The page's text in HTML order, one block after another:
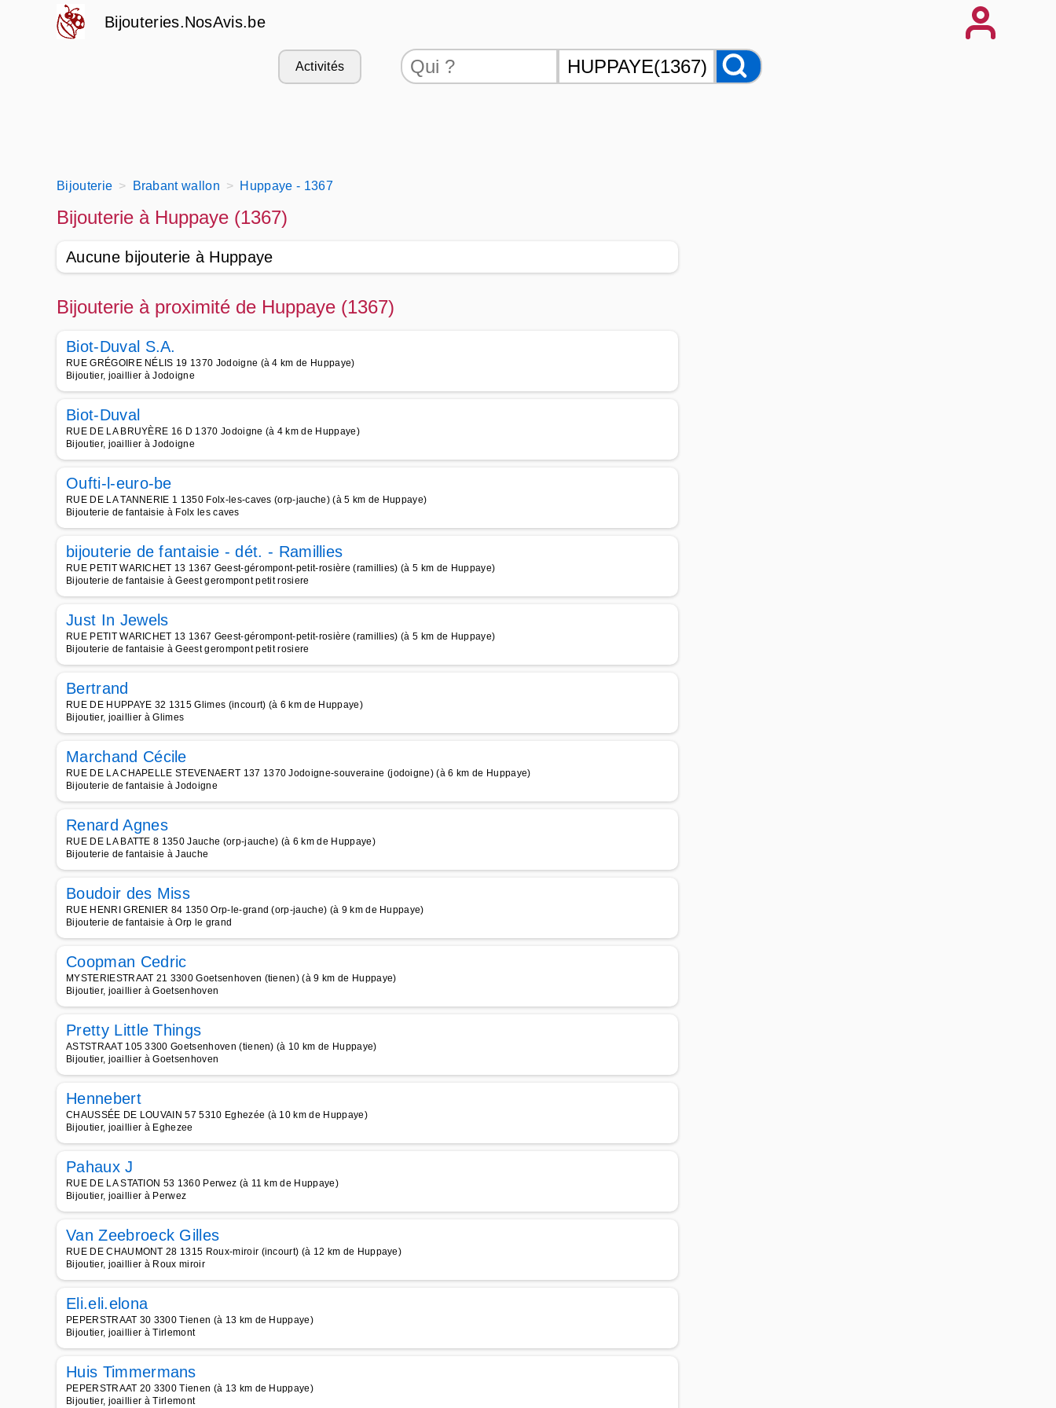
Bijouteries.NosAvis.be
Activités
Bijouterie Brabant wallon Huppaye - 1367
Bijouterie à Huppaye (1367)
Aucune bijouterie à Huppaye
Bijouterie à proximité de Huppaye (1367)
Biot-Duval S.A.
RUE GRÉGOIRE NÉLIS 19 1370 Jodoigne (à 4 km de Huppaye)
Bijoutier, joaillier à Jodoigne
Biot-Duval
RUE DE LA BRUYÈRE 16 D 1370 Jodoigne (à 4 km de Huppaye)
Bijoutier, joaillier à Jodoigne
Oufti-l-euro-be
RUE DE LA TANNERIE 1 1350 Folx-les-caves (orp-jauche) (à 5 km de Huppaye)
Bijouterie de fantaisie à Folx les caves
bijouterie de fantaisie - dét. - Ramillies
RUE PETIT WARICHET 13 1367 Geest-gérompont-petit-rosière (ramillies) (à 5 km de Huppaye)
Bijouterie de fantaisie à Geest gerompont petit rosiere
Just In Jewels
RUE PETIT WARICHET 13 1367 Geest-gérompont-petit-rosière (ramillies) (à 5 km de Huppaye)
Bijouterie de fantaisie à Geest gerompont petit rosiere
Bertrand
RUE DE HUPPAYE 32 1315 Glimes (incourt) (à 6 km de Huppaye)
Bijoutier, joaillier à Glimes
Marchand Cécile
RUE DE LA CHAPELLE STEVENAERT 137 1370 Jodoigne-souveraine (jodoigne) (à 6 km de Huppaye)
Bijouterie de fantaisie à Jodoigne
Renard Agnes
RUE DE LA BATTE 8 1350 Jauche (orp-jauche) (à 6 km de Huppaye)
Bijouterie de fantaisie à Jauche
Boudoir des Miss
RUE HENRI GRENIER 84 1350 Orp-le-grand (orp-jauche) (à 9 km de Huppaye)
Bijouterie de fantaisie à Orp le grand
Coopman Cedric
MYSTERIESTRAAT 21 3300 Goetsenhoven (tienen) (à 9 km de Huppaye)
Bijoutier, joaillier à Goetsenhoven
Pretty Little Things
ASTSTRAAT 105 3300 Goetsenhoven (tienen) (à 10 km de Huppaye)
Bijoutier, joaillier à Goetsenhoven
Hennebert
CHAUSSÉE DE LOUVAIN 57 5310 Eghezée (à 10 km de Huppaye)
Bijoutier, joaillier à Eghezee
Pahaux J
RUE DE LA STATION 53 1360 Perwez (à 11 km de Huppaye)
Bijoutier, joaillier à Perwez
Van Zeebroeck Gilles
RUE DE CHAUMONT 28 1315 Roux-miroir (incourt) (à 12 km de Huppaye)
Bijoutier, joaillier à Roux miroir
Eli.eli.elona
PEPERSTRAAT 30 3300 Tienen (à 13 km de Huppaye)
Bijoutier, joaillier à Tirlemont
Huis Timmermans
PEPERSTRAAT 20 3300 Tienen (à 13 km de Huppaye)
Bijoutier, joaillier à Tirlemont